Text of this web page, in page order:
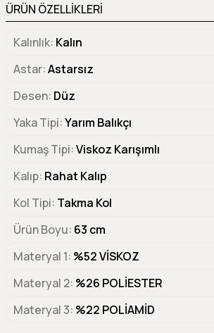
ÜRÜN ÖZELLİKLERİ
Kalınlık Kalın
Astar Astarsız
Desen Düz
Yaka Tipi Yarım Balıkçı
Kumaş Tipi Viskoz Karışımlı
Kalıp Rahat Kalıp
Kol Tipi Takma Kol
Ürün Boyu 63 cm
Materyal 1 %52 VİSKOZ
Materyal 2 %26 POLİESTER
Materyal 3 %22 POLİAMİD